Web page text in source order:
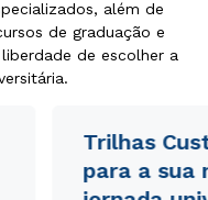
além de
de graduação e
de escolher a
Trilhas
para a sua